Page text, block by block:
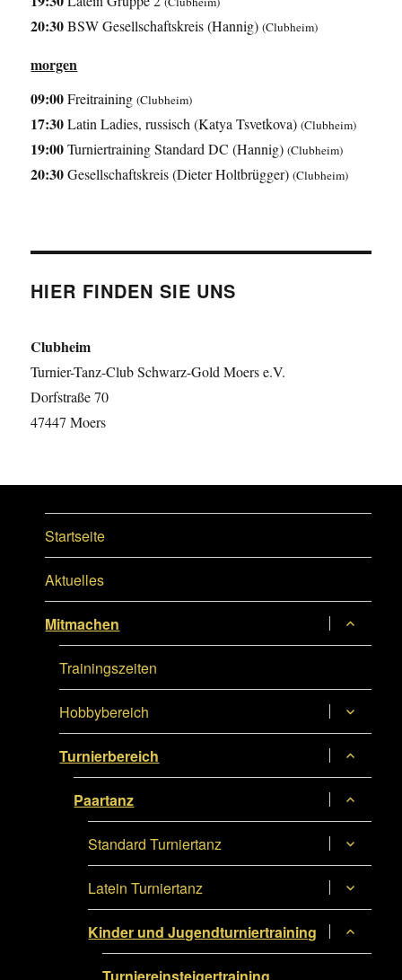
20:30BSW Gesellschaftskreis (Hannig)(Clubheim)
morgen
09:00Freitraining(Clubheim)
17:30Latin Ladies, russisch (Katya Tsvetkova)(Clubheim)
19:00Turniertraining Standard DC (Hannig)(Clubheim)
20:30Gesellschaftskreis (Dieter Holtbrügger)(Clubheim)
HIER FINDEN SIE UNS
Clubheim
Turnier-Tanz-Club Schwarz-Gold Moers e.V.
Dorfstraße 70
47447 Moers
Startseite
Aktuelles
Mitmachen
anzeigen
Trainingszeiten
Hobbybereich
anzeigen
Turnierbereich
anzeigen
Paartanz
anzeigen
Standard Turniertanz
anzeigen
Latein Turniertanz
anzeigen
Kinder und Jugendturniertraining
anzeigen
Turniereinsteigertraining